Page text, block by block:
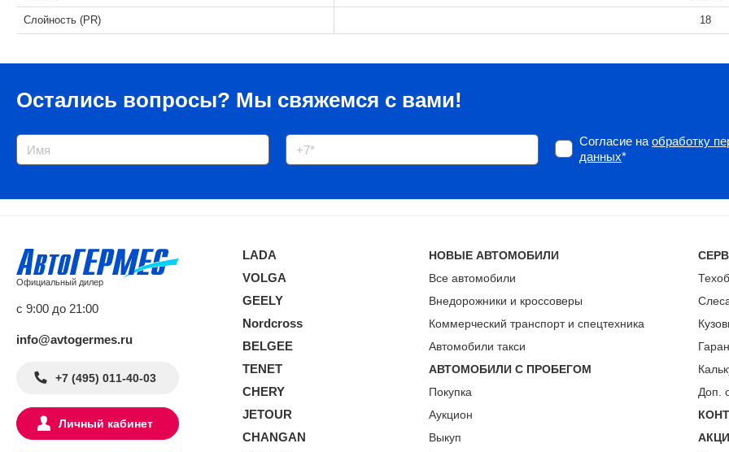
Слойность (PR) 18
Остались вопросы? Мы свяжемся с вами!
Согласие на обработку
данных*
Официальный дилер
с 9:00 до 21:00
info@avtogermes.ru
+7 (495) 011-40-03
Личный кабинет
LADA
VOLGA
GEELY
Nordcross
BELGEE
TENET
CHERY
JETOUR
CHANGAN
НОВЫЕ АВТОМОБИЛИ
Все автомобили
Внедорожники и кроссоверы
Коммерческий транспорт и спецтехника
Автомобили такси
АВТОМОБИЛИ С ПРОБЕГОМ
Покупка
Аукцион
Выкуп
Доп.